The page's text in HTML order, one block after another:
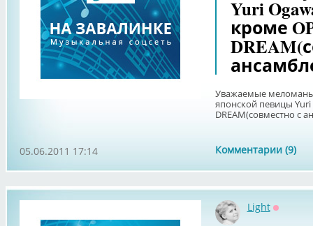
Yuri
кроме
Уважаемые
японской певицы
DREAM(совместно с
Комментарии (9)
05.06.2011 17:14
Light